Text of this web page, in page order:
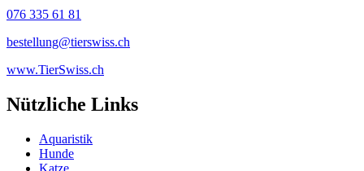
076 335 61 81
bestellung@tierswiss.ch
www.TierSwiss.ch
Nützliche Links
Aquaristik
Hunde
Katze